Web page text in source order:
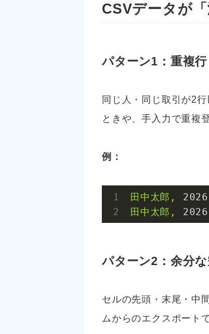
CSVデータが
パターン1：重複行
同じ人・同じ取引が2
ときや、手入力で重複
例：
田中太郎, 2026
田中太郎,
2026
パターン2：余分
セルの先頭・末尾・中
ムからのエクスポート